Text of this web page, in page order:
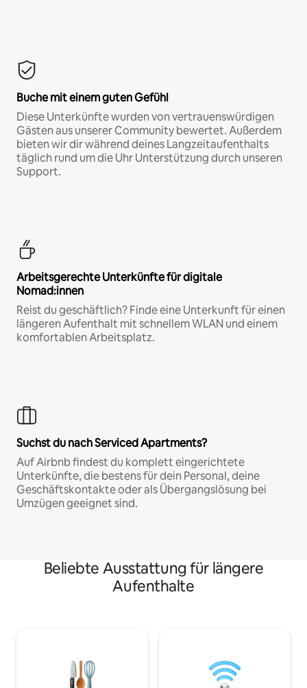
Buche mit einem guten Gefühl
Diese Unterkünfte wurden von vertrauenswürdigen
Gästen aus unserer Community bewertet. Außerdem
bieten wir dir während deines Langzeitaufenthalts
täglich rund um die Uhr Unterstützung durch unseren
Support.
Arbeitsgerechte Unterkünfte für digitale
Nomad:innen
Reist du geschäftlich? Finde eine Unterkunft für einen
längeren Aufenthalt mit schnellem WLAN und einem
komfortablen Arbeitsplatz.
Suchst du nach Serviced Apartments?
Auf Airbnb findest du komplett eingerichtete
Unterkünfte, die bestens für dein Personal, deine
Geschäftskontakte oder als Übergangslösung bei
Umzügen geeignet sind.
Beliebte Ausstattung für längere
Aufenthalte